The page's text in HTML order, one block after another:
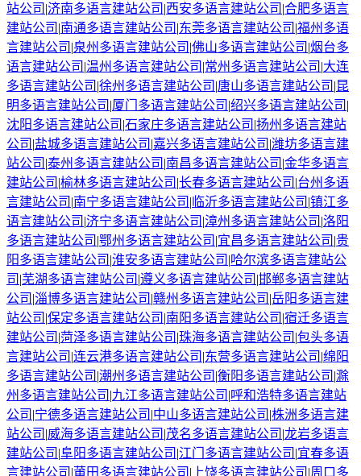
站公司 |济南多语言建站公司 |西安多语言建站公司 |合肥多语言
建站公司 |南通多语言建站公司 |东莞多语言建站公司 |福州 多语
言建站公司 |泉州 多语言建站公司 |佛山多语言建站公司 |烟台多
语言建站公司 |温州 多语言建站公司 |常州 多语言建站公司 |大连
多语言建站公司 |徐州 多语言建站公司 |唐山多语言建站公司 |昆
明多语言建站公司 |厦门 多语言建站公司 |绍兴多语言建站公司 |
沈阳多语言建站公司 |石家庄多语言建站公司 |扬州 多语言建站
公司 |盐城多语言建站公司 |嘉兴多语言建站公司 |潍坊多语言建
站公司 |泰州 多语言建站公司 |南昌多语言建站公司 |金华多语言
建站公司 |榆林多语言建站公司 |长春多语言建站公司 |台州 多语
言建站公司 |南宁多语言建站公司 | 临沂多语言建站公司 |镇江多
语言建站公司 |济宁多语言建站公司 |漳州 多语言建站公司 |洛阳
多语言建站公司 |鄂州 多语言建站公司 |宜昌多语言建站公司 |贵
阳多语言建站公司 |淮安多语言建站公司 |哈尔滨多语言建站公
司 |芜湖多语言建站公司 |遵义多语言建站公司 |邯郸多语言建站
公司 |淄博多语言建站公司 |赣州 多语言建站公司 |岳阳多语言建
站公司 |保定多语言建站公司 |南阳多语言建站公司 |宿迁多语言
建站公司 |菏泽多语言建站公司 |珠海多语言建站公司 |包头多语
言建站公司 |连云港多语言建站公司 |东营多语言建站公司 |绵阳
多语言建站公司 |潮州 多语言建站公司 |衡阳多语言建站公司 |滁
州 多语言建站公司 |九江多语言建站公司 |呼和浩特多语言建站
公司 |宁德多语言建站公司 |中山多语言建站公司 |株洲多语言建
站公司 |威海多语言建站公司 |茂名多语言建站公司 |龙岩多语言
建站公司 |阜阳多语言建站公司 |江门 多语言建站公司 |宜春多语
言建站公司 |莆田多语言建站公司 | 上饶多语言建站公司 |周口 多